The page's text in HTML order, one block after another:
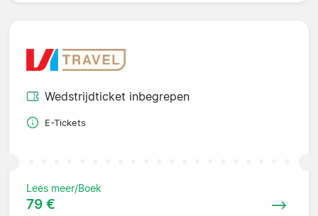
Wedstrijdticket inbegrepen
E-Tickets
Lees meer/Boek
79 €